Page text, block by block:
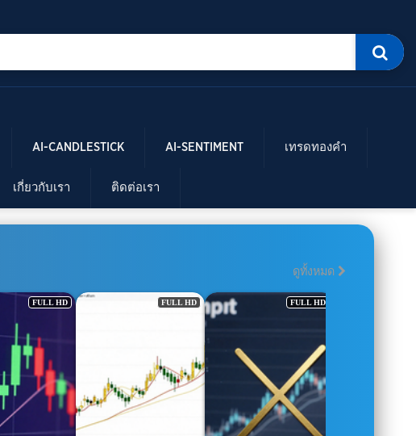
AI-CANDLESTICK AI-SENTIMENT เทรดทองคำ
เกี่ยวกับเรา ติดต่อเรา
ดูทั้งหมด
FULL HD FULL HD FULL HD